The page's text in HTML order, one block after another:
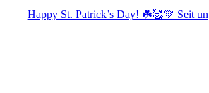
Happy St. Patrick’s Day! ☘️🥰💚 Seit un